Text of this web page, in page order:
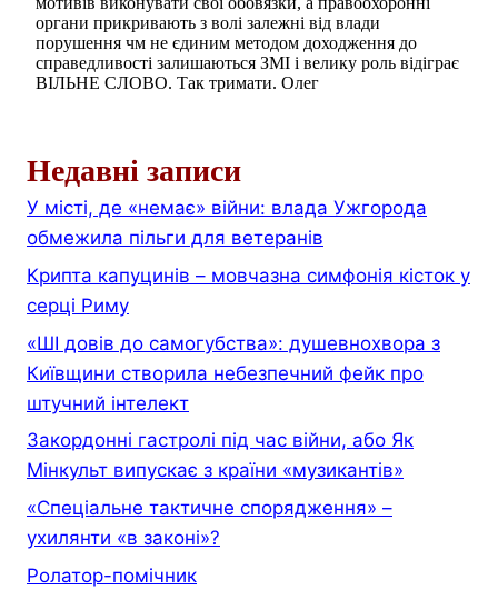
Недавні записи
У місті, де «немає» війни: влада Ужгорода
обмежила пільги для ветеранів
Крипта капуцинів – мовчазна симфонія кісток у
серці Риму
«ШІ довів до самогубства»: душевнохвора з
Київщини створила небезпечний фейк про
штучний інтелект
Закордонні гастролі під час війни, або Як
Мінкульт випускає з країни «музикантів»
«Спеціальне тактичне спорядження» –
ухилянти «в законі»?
Ролатор-помічник